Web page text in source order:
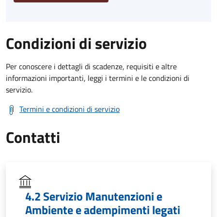
Condizioni di servizio
Per conoscere i dettagli di scadenze, requisiti e altre
informazioni importanti, leggi i termini e le condizioni di
servizio.
Termini e condizioni di servizio
Contatti
4.2 Servizio Manutenzioni e
Ambiente e adempimenti legati